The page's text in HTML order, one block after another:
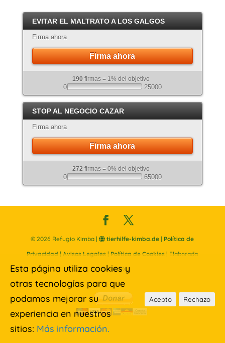
Crema
Atigrado
EVITAR EL MALTRATO A LOS GALGOS
Firma ahora
Firma ahora
190 firmas = 1% del objetivo
0 25000
STOP AL NEGOCIO CAZAR
Firma ahora
Firma ahora
272 firmas = 0% del objetivo
0 65000
©2026 Refugio Kimba | tierhilfe-kimba.de | Política de
Privacidad | Avisos Legales | Política de Cookies | Elaborada
porSINUX
Esta página utiliza cookies y
otras tecnologías para que
podamos mejorar su
experiencia en nuestros
sitios: Más información.
Acepto Rechazo